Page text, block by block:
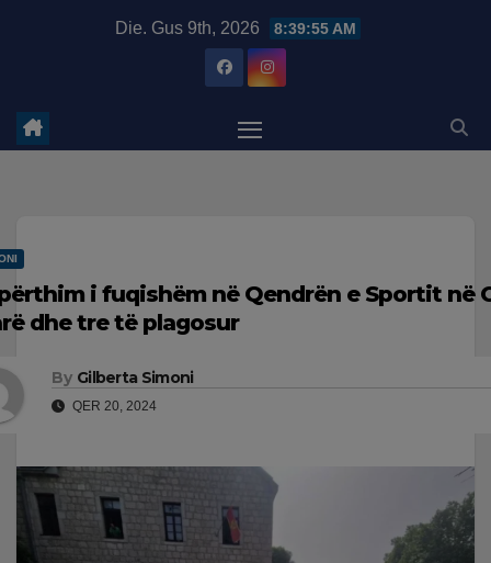
Die. Gus 9th, 2026 8:39:56 AM
i fuqishëm në Qendrën e Sportit në
dhe tre të plagosur
By Gilberta Simoni
QER 20, 2024